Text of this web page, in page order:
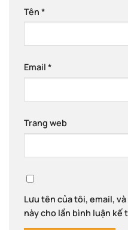
Tên *
Email *
Trang web
Lưu tên của tôi, email,
này cho lần bình luận kế